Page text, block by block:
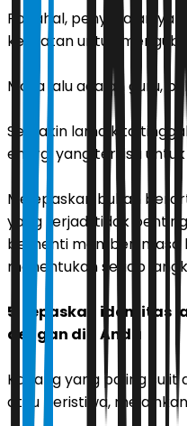
Padahal, penyesalan
kekuatan untuk
Masa lalu adalah guru,
Semakin lama kita
energi yang tersisa
Melepaskan bukan
yang terjadi tidak
berhenti memberi masa
menentukan setiap
5. Lepaskan identitas
dengan diri Anda
Kadang yang paling
atau peristiwa,